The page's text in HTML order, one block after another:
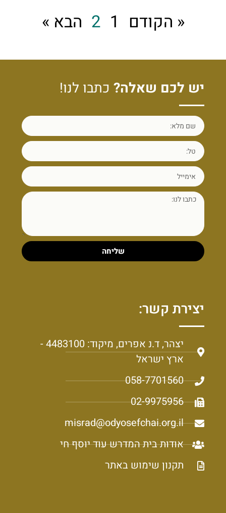
« הקודם 1
2 הבא »
יש לכם שאלה? כתבו לנו!
שליחה
יצירת קשר:
יצהר, ד.נ אפרים, מיקוד: 4483100 -
ארץ ישראל
058-7701560
02-9975956
misrad@odyosefchai.org.il
אודות בית המדרש עוד יוסף חי
תקנון שימוש באתר